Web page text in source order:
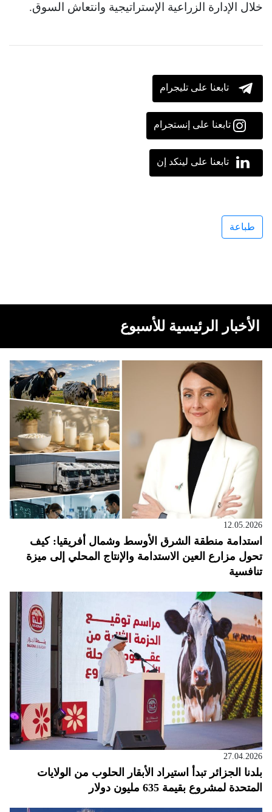
خلال الإدارة الزراعية الإستراتيجية وانتعاش السوق.
تابعنا على تليجرام
تابعنا على إنستجرام
تابعنا على لينكد إن
طباعة
الأخبار الرئيسية للأسبوع
12.05.2026
استدامة منطقة الشرق الأوسط وشمال أفريقيا: كيف
تحول مزارع العين الاستدامة والإنتاج المحلي إلى ميزة
تنافسية
27.04.2026
بلدنا الجزائر تبدأ استيراد الأبقار الحلوب من الولايات
المتحدة لمشروع بقيمة 635 مليون دولار